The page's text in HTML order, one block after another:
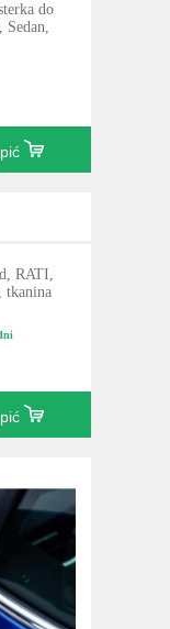
do
Sedan,
RATI,
tkanina